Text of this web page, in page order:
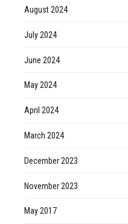
August 2024
July 2024
June 2024
May 2024
April 2024
March 2024
December 2023
November 2023
May 2017